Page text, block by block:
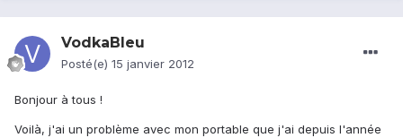
VodkaBleu
Posté(e) 15 janvier 2012
Bonjour à tous !
Voilà, j'ai un problème avec mon portable que j'ai depuis l'année